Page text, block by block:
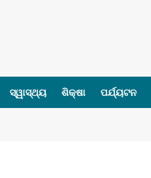
ସ୍ୱାସ୍ଥ୍ୟ ଶିକ୍ଷା ପର୍ଯ୍ୟଟନ